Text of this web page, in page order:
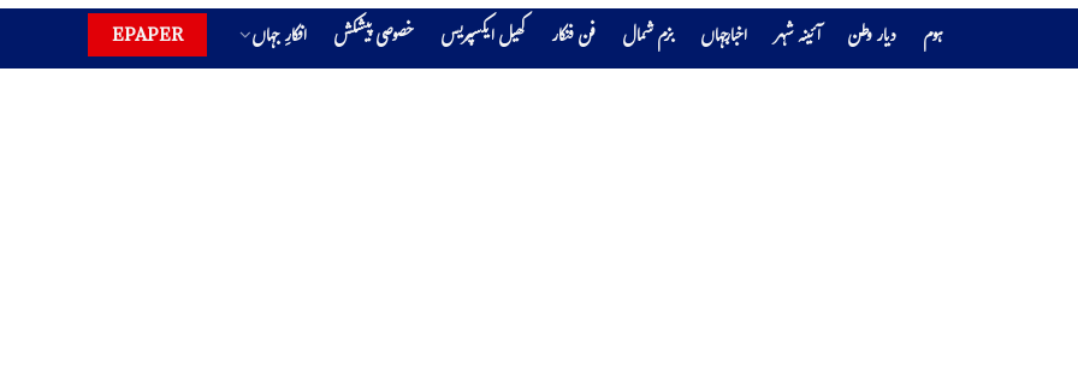
ہوم دیار وطن آئینہ شہر اخبارجہاں بزم شمال فن فنکار کھیل ایکسپریس خصوصی پیشکش افکارِ جہاں EPAPER